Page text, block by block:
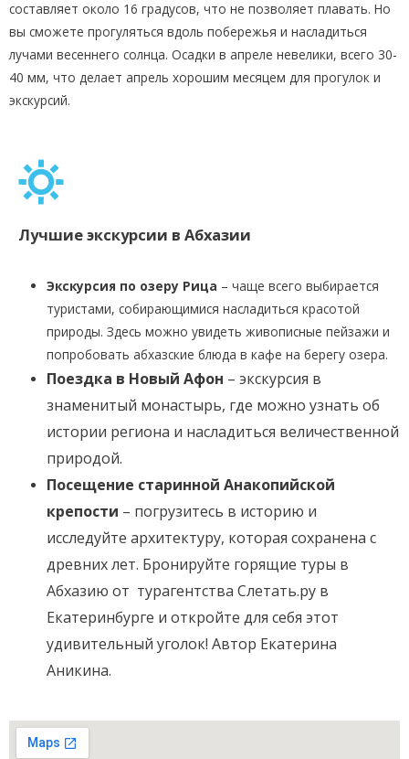
составляет около 16 градусов, что не позволяет плавать. Но
вы сможете прогуляться вдоль побережья и насладиться
лучами весеннего солнца. Осадки в апреле невелики, всего 30-
40 мм, что делает апрель хорошим месяцем для прогулок и
экскурсий.
Лучшие экскурсии в Абхазии
Экскурсия по озеру Рица – чаще всего выбирается
туристами, собирающимися насладиться красотой
природы. Здесь можно увидеть живописные пейзажи и
попробовать абхазские блюда в кафе на берегу озера.
Поездка в Новый Афон – экскурсия в
знаменитый монастырь, где можно узнать об
истории региона и насладиться величественной
природой.
Посещение старинной Анакопийской
крепости – погрузитесь в историю и
исследуйте архитектуру, которая сохранена с
древних лет. Бронируйте горящие туры в
Абхазию от турагентства Слетать.ру в
Екатеринбурге и откройте для себя этот
удивительный уголок! Автор Екатерина
Аникина.